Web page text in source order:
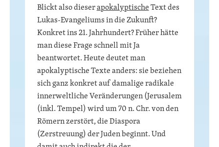
Blickt also dieserapokalyptischeText des
Lukas-Evangeliums in die Zukunft?
Konkret ins 21. Jahrhundert? Früher hätte
man diese Frage schnell mit Ja
beantwortet. Heute deutet man
apokalyptische Texte anders: sie beziehen
sich ganz konkret auf damalige radikale
innerweltliche Veränderungen (Jerusalem
(inkl. Tempel) wird um 70 n. Chr. von den
Römern zerstört, die Diaspora
(Zerstreuung) der Juden beginnt. Und